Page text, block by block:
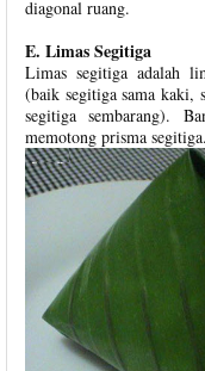
diagonal ruang.
E. Limas Segitiga
Limas segitiga adalah
(baik segitiga sama kaki,
segitiga sembarang).
memotong prisma segitiga.